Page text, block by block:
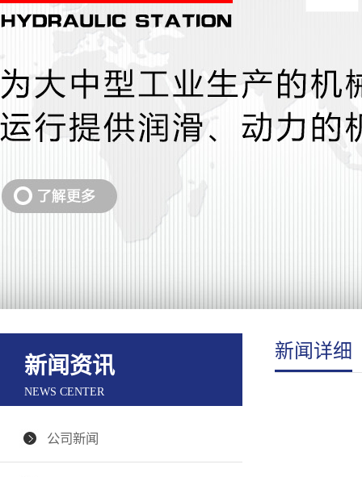
新闻资讯
NEWS CENTER
公司新闻
新闻详细